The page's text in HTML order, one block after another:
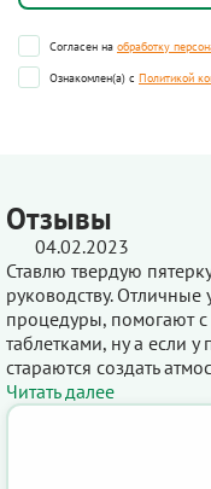
Согласен на обработку
Ознакомлен(а) с Политикой
Отзывы
04.02.2023
Ставлю твердую
руководству.
процедуры, помогают
таблетками, ну а если
стараются создать
Читать далее